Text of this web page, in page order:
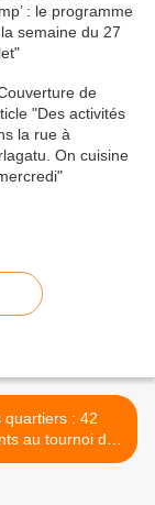
quartiers : 42
au tournoi de
gymnase du